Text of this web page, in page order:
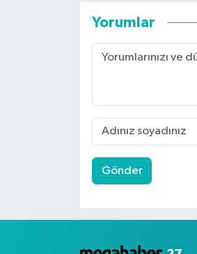
Yorumlar
Gönder